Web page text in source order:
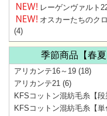
レーゲンヴァルト
オスカーたちのク
(4)
季節商品【春夏
アリカンテ16～19 (18)
アリカンテ21 (6)
KFSコットン混紡毛糸【段
KFSコットン混紡毛糸【単